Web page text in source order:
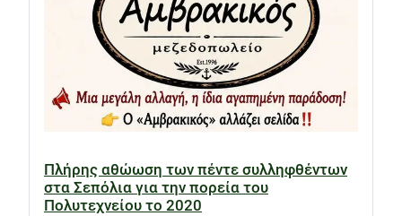
Πλήρης αθώωση των πέντε συλληφθέντων
στα Σεπόλια για την πορεία του
Πολυτεχνείου το 2020